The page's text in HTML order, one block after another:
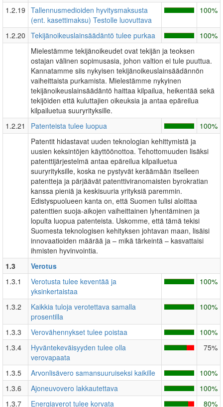
1.2.19 Tallennusmedioiden hyvitysmaksusta
(ent. kasettimaksu) Testolle luovuttava
100%
1.2.20 Tekijänoikeuslainsäädäntö tulee purkaa
100%
Mielestämme tekijänoikeudet ovat tekijän ja teoksen
ostajan välinen sopimusasia, johon valtion ei tule puuttua.
Kannatamme siis nykyisen tekijänoikeuslainsäädännön
vaiheittaista purkamista. Mielestämme nykyinen
tekijänoikeuslainsäädäntö haittaa kilpailua, heikentää sekä
tekijöiden että kuluttajien oikeuksia ja antaa epäreilua
kilpailuetua suuryrityksille.
1.2.21
Patenteista tulee luopua
100%
Patentit hidastavat uuden teknologian kehittymistä ja
uusien keksintöjen käyttöönottoa. Tehottomuuden lisäksi
patenttijärjestelmä antaa epäreilua kilpailuetua
suuryrityksille, koska ne pystyvät keräämään itselleen
patentteja ja pärjäävät patenttiviranomaisten byrokratian
kanssa pieniä ja keskisuuria yrityksiä paremmin.
Edistyspuolueen kanta on, että Suomen tulisi aloittaa
patenttien suoja-aikojen vaiheittainen lyhentäminen ja
lopulta luopua patenteista. Uskomme, että tämä tekisi
Suomesta teknologisen kehityksen johtavan maan, lisäisi
innovaatioiden määrää ja – mikä tärkeintä – kasvattaisi
ihmisten hyvinvointia.
1.3
Verotus
1.3.1
Verotusta tulee keventää ja
yksinkertaistaa
100%
1.3.2
Kaikkia tuloja verotettava samalla
prosentilla
100%
1.3.3 Verovähennykset tulee poistaa
100%
1.3.4
Hyväntekeväisyyden tulee olla
verovapaata
75%
1.3.5 Arvonlisävero samansuuruiseksi kaikille
100%
1.3.6
Ajoneuvovero lakkautettava
100%
1.3.7
Energiaverot tulee korvata 80%